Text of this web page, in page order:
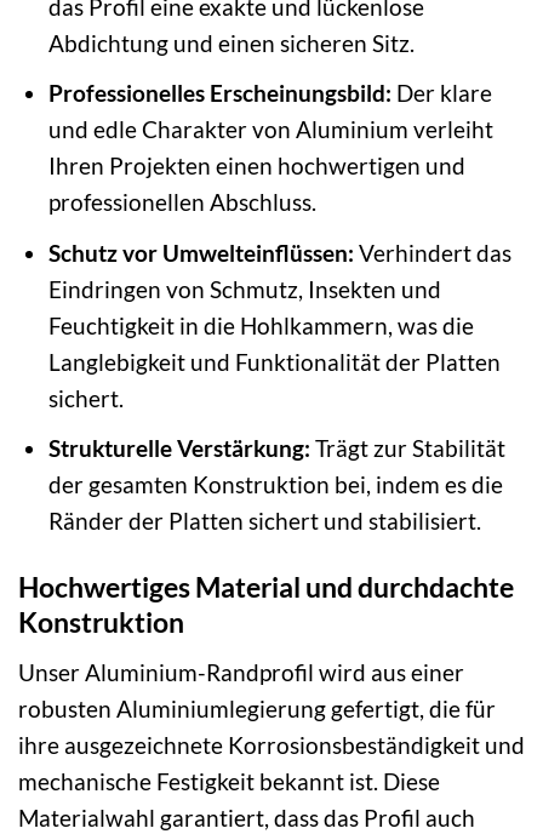
das Profil eine exakte und lückenlose
Abdichtung und einen sicheren Sitz.
Professionelles Erscheinungsbild: Der klare
und edle Charakter von Aluminium verleiht
Ihren Projekten einen hochwertigen und
professionellen Abschluss.
Schutz vor Umwelteinflüssen: Verhindert das
Eindringen von Schmutz, Insekten und
Feuchtigkeit in die Hohlkammern, was die
Langlebigkeit und Funktionalität der Platten
sichert.
Strukturelle Verstärkung: Trägt zur Stabilität
der gesamten Konstruktion bei, indem es die
Ränder der Platten sichert und stabilisiert.
Hochwertiges Material und durchdachte
Konstruktion
Unser Aluminium-Randprofil wird aus einer
robusten Aluminiumlegierung gefertigt, die für
ihre ausgezeichnete Korrosionsbeständigkeit und
mechanische Festigkeit bekannt ist. Diese
Materialwahl garantiert, dass das Profil auch